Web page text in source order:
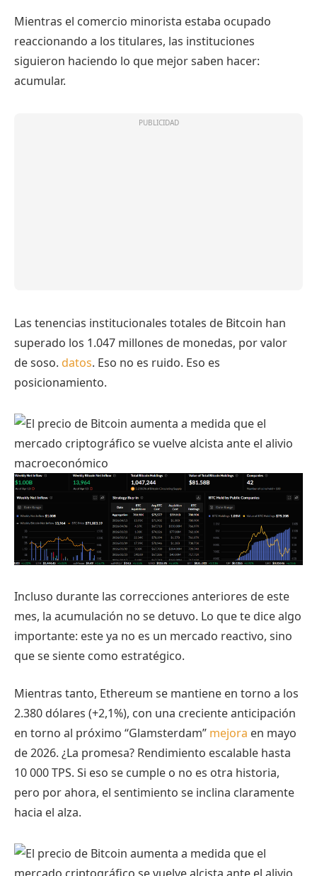
Mientras el comercio minorista estaba ocupado
reaccionando a los titulares, las instituciones
siguieron haciendo lo que mejor saben hacer:
acumular.
Las tenencias institucionales totales de Bitcoin han
superado los 1.047 millones de monedas, por valor
de soso. datos. Eso no es ruido. Eso es
posicionamiento.
Incluso durante las correcciones anteriores de este
mes, la acumulación no se detuvo. Lo que te dice algo
importante: este ya no es un mercado reactivo, sino
que se siente como estratégico.
Mientras tanto, Ethereum se mantiene en torno a los
2.380 dólares (+2,1%), con una creciente anticipación
en torno al próximo “Glamsterdam” mejora en mayo
de 2026. ¿La promesa? Rendimiento escalable hasta
10 000 TPS. Si eso se cumple o no es otra historia,
pero por ahora, el sentimiento se inclina claramente
hacia el alza.